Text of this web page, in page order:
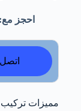
احجز مع:
اتصل
مميزات